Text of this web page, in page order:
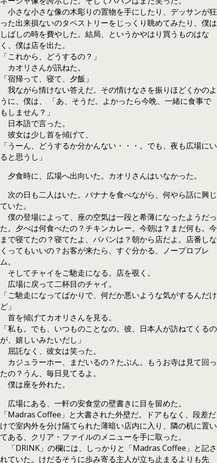
小さな小さな像の木彫りの置物を手にしたり、デッサンが狂
った出来損ないのタペストリーをじっくり眺めてみたり、僕は
しばしの時を費やした。結局、というかやはり買うものはな
く、僕は店を出た。
「これから、どうするの？」
カオリさんが訊ねた。
「宿帰って、寝て、夕飯」
我ながら情けない答えだ。その情けなさを振りほどくかのよ
うに、僕は、 「あ、そうだ。よかったら今晩、一緒に食事で
もしません？」
日本語で言った。
彼女は少し首を傾げて、
「うーん、どうするか分かんない・・・。でも、夜も広場にい
ると思うし」
夕食時に、広場へ出向いた。カオリさんはいなかった。
次の日も二人はいた。バナナを食べながら、何やら話に興じ
ていた。
僕の登場によって、座の空気は一段と希薄になったようだっ
た。夕べは何食べたの？チキンカレー。今朝は？まだ何も。今
まで寝てたの？寝てたよ、パパンは？朝から店だよ。店番しな
くってもいいの？お客が来たら、すぐ分かる、ノープロブレ
ム。
そしてチャイをご馳走になる。店を覗く。
広場に戻って二杯目のチャイ。
「ご馳走になってばかりで、何だか悪いような気がするんだけ
ど」
首を傾げてカオリさんを見る。
「私も。でも、いつものことなの。彼、日本人が訪ねてくるの
が、嬉しいみたいだし」
屈託なく、彼女は笑った。
カジュラーホー、まだいるの？たぶん。もうお寺は見て回っ
たの？うん、毎日見てるよ。
僕は座を外れた。
広場にある、一軒の安食堂の壁書きに目を留めた。
「Madras Coffee」と大書された外壁だ。ドアもなく、段差だ
けで室内外を分け隔てられた薄暗い店内に入り、隣の机に置い
てある、クリア・ファイルのメニューを手に取った。
「DRINK」の欄には、しっかりと「Madras Coffee」と記さ
れていた。けだるそうに歩み寄る主人が立ち止まるよりも先